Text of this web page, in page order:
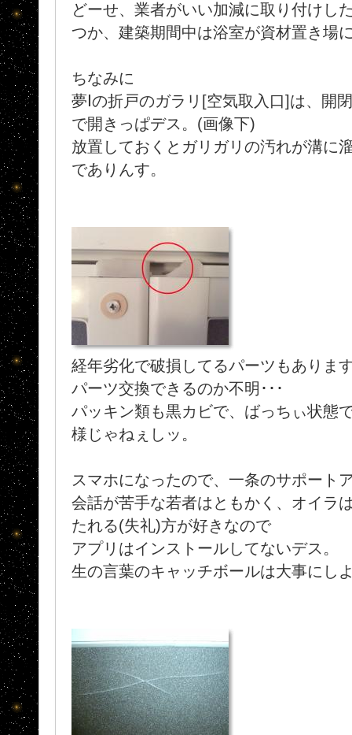
どーせ、業者がいい加減に取り付けし
つか、建築期間中は浴室が資材置き場
ちなみに
夢Ⅰの折戸のガラリ[空気取入口]は、開
で開きっぱデス。(画像下)
放置しておくとガリガリの汚れが溝に
でありんす。
経年劣化で破損してるパーツもありま
パーツ交換できるのか不明･･･
パッキン類も黒カビで、ばっちぃ状態
様じゃねぇしッ。
スマホになったので、一条のサポート
会話が苦手な若者はともかく、オイラ
たれる(失礼)方が好きなので
アプリはインストールしてないデス。
生の言葉のキャッチボールは大事にし